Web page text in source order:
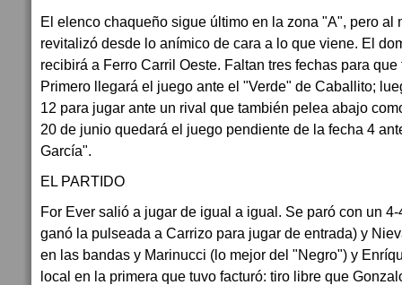
El elenco chaqueño sigue último en la zona "A", pero al
revitalizó desde lo anímico de cara a lo que viene. El
recibirá a Ferro Carril Oeste. Faltan tres fechas para
Primero llegará el juego ante el "Verde" de Caballito;
12 para jugar ante un rival que también pelea abajo
20 de junio quedará el juego pendiente de la fecha 4
García".
EL PARTIDO
For Ever salió a jugar de igual a igual. Se paró con un
ganó la pulseada a Carrizo para jugar de entrada) y
en las bandas y Marinucci (lo mejor del "Negro") y
local en la primera que tuvo facturó: tiro libre que